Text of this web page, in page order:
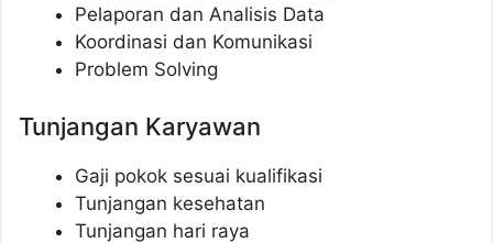
Pelaporan dan Analisis Data
Koordinasi dan Komunikasi
Problem Solving
Tunjangan Karyawan
Gaji pokok sesuai kualifikasi
Tunjangan kesehatan
Tunjangan hari raya